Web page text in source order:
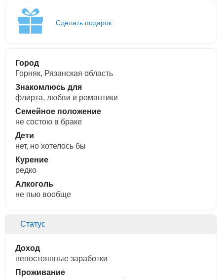
Сделать подарок
Город
Горняк, Рязанская область
Знакомлюсь для
флирта, любви и романтики
Семейное положение
не состою в браке
Дети
нет, но хотелось бы
Курение
редко
Алкоголь
не пью вообще
Статус
Доход
непостоянные заработки
Проживание